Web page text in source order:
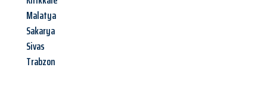
Malatya
Sakarya
Sivas
Trabzon